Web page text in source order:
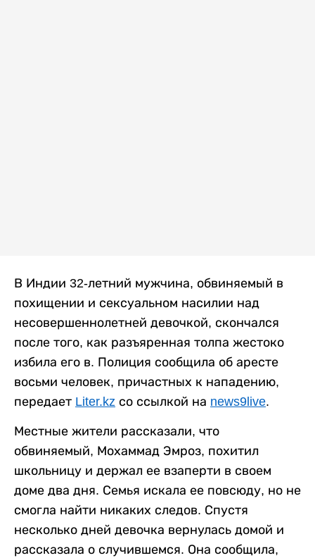
В Индии 32-летний мужчина, обвиняемый в
похищении и сексуальном насилии над
несовершеннолетней девочкой, скончался
после того, как разъяренная толпа жестоко
избила его в. Полиция сообщила об аресте
восьми человек, причастных к нападению,
передает Liter.kz со ссылкой на news9live.
Местные жители рассказали, что
обвиняемый, Мохаммад Эмроз, похитил
школьницу и держал ее взаперти в своем
доме два дня. Семья искала ее повсюду, но не
смогла найти никаких следов. Спустя
несколько дней девочка вернулась домой и
рассказала о случившемся. Она сообщила,